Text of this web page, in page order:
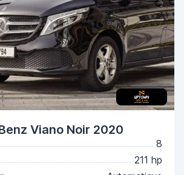
Viano Noir 2020
8
211 hp